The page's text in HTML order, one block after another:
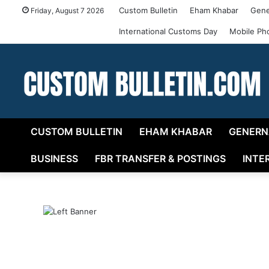
Friday, August 7 2026 Custom Bulletin Eham Khabar
International Customs Day Mobile
CUSTOM BULLETIN EHAM KHABAR
BUSINESS FBR TRANSFER & POSTINGS